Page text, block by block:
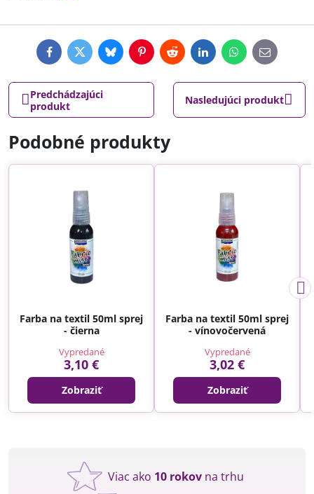
FacebookTwitterBlueskyPinterestRedditLinkedInWhatsApp
E-
mail
Predchádzajúci
produkt
Nasledujúci produkt
Podobné produkty
Farba na textil 50ml sprej
- čierna
Vypredané
3,10 €
Zobraziť
Farba na textil 50ml sprej
- vínovočervená
Vypredané
3,02 €
Zobraziť
Viac ako 10 rokov na trhu